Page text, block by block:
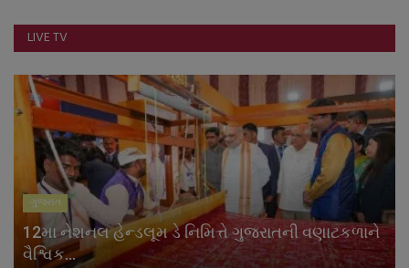
નાણાંકીય સમાચાર
સ્થાનિક સમાચાર
સ્પોર્ટ્સ
રાશિફળ
ગુનાખોરી
બોલિવૂડ
LIVE TV
ગુજરાત
12મા નેશનલ હેન્ડલૂમ ડે નિમિત્તે ગુજરાતની વણાટકળાને
વૈશ્વિક...